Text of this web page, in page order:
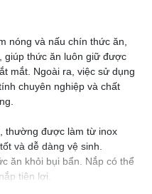
nóng và nấu chín thức ăn,
giúp thức ăn luôn giữ được
mắt. Ngoài ra, việc sử dụng
chuyên nghiệp và chất
thường được làm từ inox
và dễ dàng vệ sinh.
ăn khỏi bụi bẩn. Nắp có thể
tiện lợi.